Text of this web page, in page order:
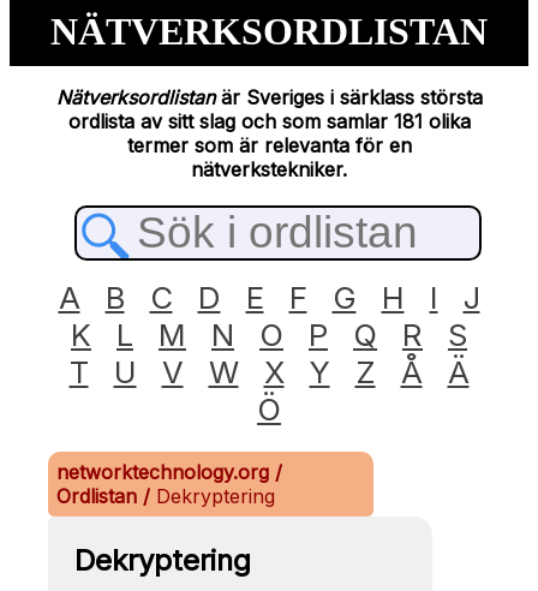
NÄTVERKSORDLISTAN
Nätverksordlistanär Sveriges i särklass största
ordlista av sitt slag och som samlar 181 olika
termer som är relevanta för en
nätverkstekniker.
A B C D E F G H I
J
K
L M N O P Q R
S
T
U V W X Y Z Å
Ä
Ö
networktechnology.org /
Ordlistan / Dekryptering
Dekryptering